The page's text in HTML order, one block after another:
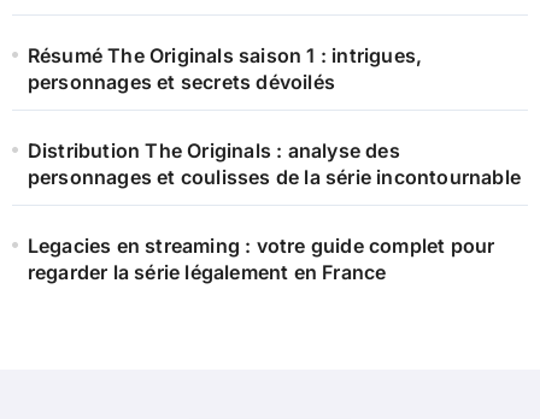
Résumé The Originals saison 1 : intrigues,
personnages et secrets dévoilés
Distribution The Originals : analyse des
personnages et coulisses de la série incontournable
Legacies en streaming : votre guide complet pour
regarder la série légalement en France